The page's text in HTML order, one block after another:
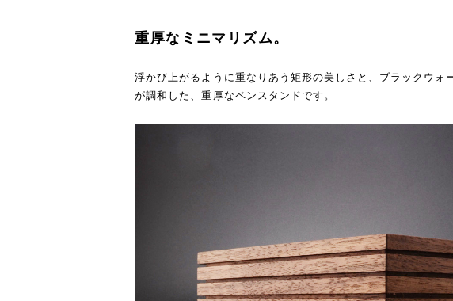
重厚なミニマリズム。
浮かび上がるように重なりあう矩形の美しさと、ブラックウォ
が調和した、重厚なペンスタンドです。